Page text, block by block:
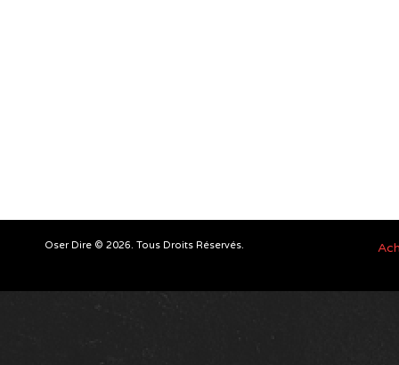
Oser Dire © 2026. Tous Droits Réservés.